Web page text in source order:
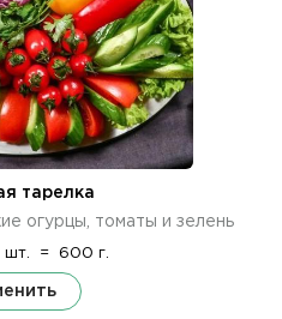
тарелка
огурцы, томаты и зелень
шт. = 600 г.